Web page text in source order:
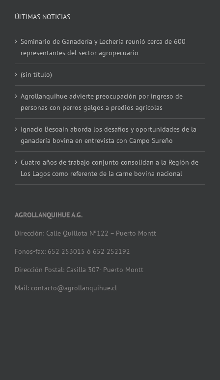
ÚLTIMAS NOTICIAS
Seminario de Ganadería y Lechería reunió cerca de 600
representantes del sector agropecuario
(sin título)
Agrollanquihue advierte preocupación por ingreso de
personas con perros galgos a predios agrícolas
Ignacio Besoain aborda los desafíos y oportunidades de la
ganadería bovina en entrevista con Campo Sureño
Cuatro años de trabajo conjunto consolidan a la Región de
Los Lagos como referente de la carne bovina nacional
AGROLLANQUIHUE A.G.
Dirección: Calle Quillota Nº122 – Puerto Montt
Fonos-fax: 652 253015 ó 652 252192
Dirección Postal: Casilla 307- Puerto Montt
Mail: contacto@agrollanquihue.cl